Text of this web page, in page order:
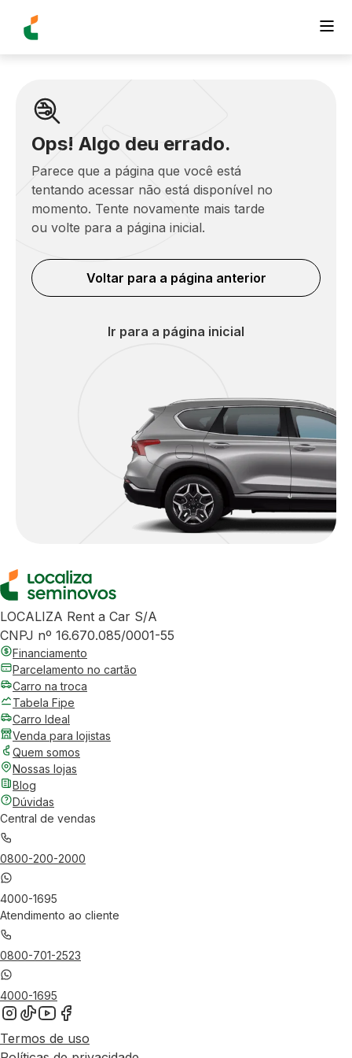
Ops! Algo deu errado.
Parece que a página que você está
tentando acessar não está disponível no
momento. Tente novamente mais tarde
ou volte para a página inicial.
Voltar para a página anterior
Ir para a página inicial
LOCALIZA Rent a Car S/A
CNPJ nº 16.670.085/0001-55
Financiamento
Parcelamento no cartão
Carro na troca
Tabela Fipe
Carro Ideal
Venda para lojistas
Quem somos
Nossas lojas
Blog
Dúvidas
Central de vendas
0800-200-2000
4000-1695
Atendimento ao cliente
0800-701-2523
4000-1695
Termos de uso